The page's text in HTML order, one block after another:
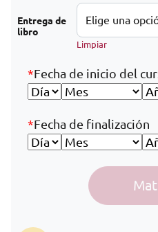
Entrega de
libro
Limpiar
*Fecha de inicio del
*Fecha de finalización
Español para el